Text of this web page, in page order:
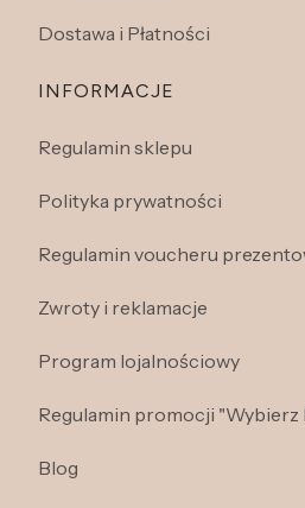
Dostawa i Płatności
INFORMACJE
Regulamin sklepu
Polityka prywatności
Regulamin voucheru
Zwroty i reklamacje
Program lojalnościowy
Regulamin promocji "Wybierz
Blog